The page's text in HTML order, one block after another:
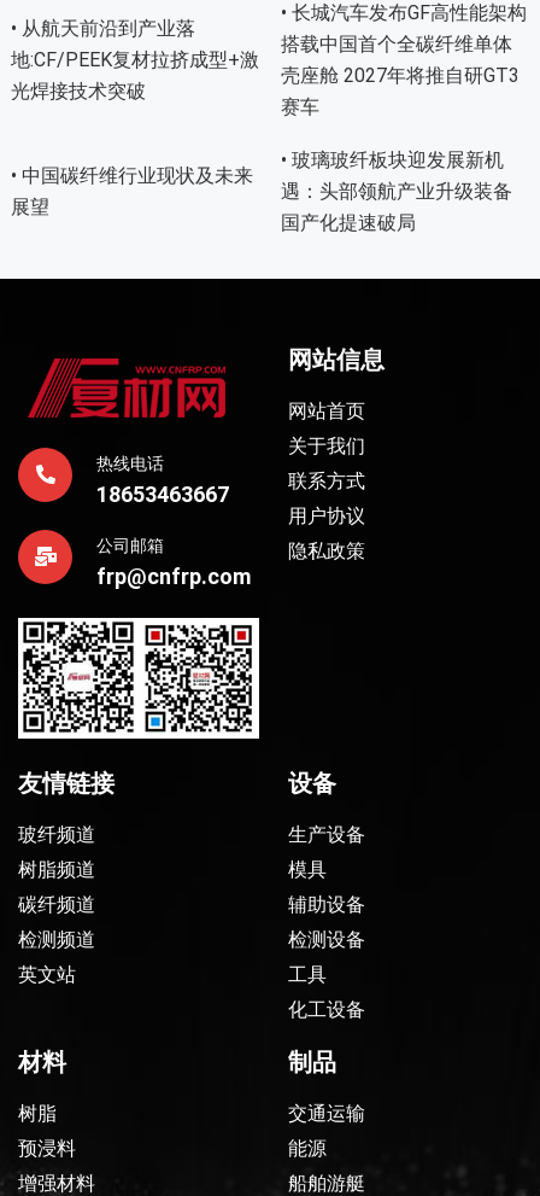
• 从航天前沿到产业落
地:CF/PEEK复材拉挤成型+激
光焊接技术突破
• 长城汽车发布GF高性能架构
搭载中国首个全碳纤维单体
壳座舱 2027年将推自研GT3
赛车
• 中国碳纤维行业现状及未来
展望
• 玻璃玻纤板块迎发展新机
遇：头部领航产业升级装备
国产化提速破局
热线电话
18653463667
公司邮箱
frp@cnfrp.com
网站信息
网站首页
关于我们
联系方式
用户协议
隐私政策
友情链接
玻纤频道
树脂频道
碳纤频道
检测频道
英文站
设备
生产设备
模具
辅助设备
检测设备
工具
化工设备
材料
树脂
预浸料
增强材料
制品
交通运输
能源
船舶游艇